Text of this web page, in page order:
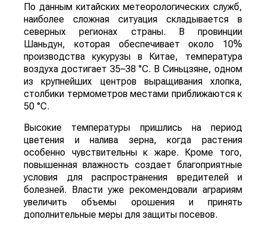
По данным китайских метеорологических служб,
наиболее сложная ситуация складывается в
северных регионах страны. В провинции
Шаньдун, которая обеспечивает около 10%
производства кукурузы в Китае, температура
воздуха достигает 35–38 °C. В Синьцзяне, одном
из крупнейших центров выращивания хлопка,
столбики термометров местами приближаются к
50 °C.
Высокие температуры пришлись на период
цветения и налива зерна, когда растения
особенно чувствительны к жаре. Кроме того,
повышенная влажность создает благоприятные
условия для распространения вредителей и
болезней. Власти уже рекомендовали аграриям
увеличить объемы орошения и принять
дополнительные меры для защиты посевов.